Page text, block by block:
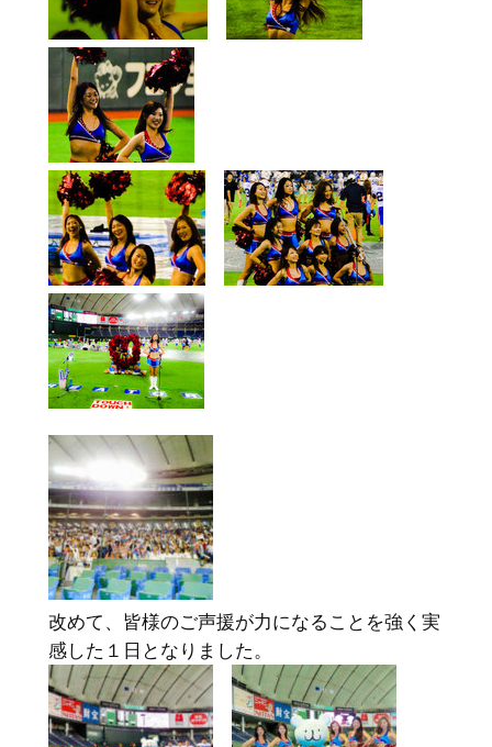
改めて、皆様のご声援が力になることを強く実
感した１日となりました。